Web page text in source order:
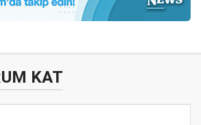
KAT